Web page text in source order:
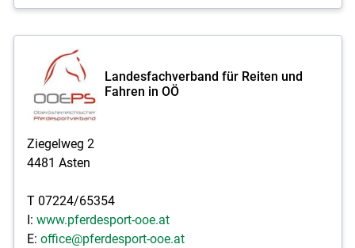
Landesfachverband für Reiten und
Fahren in OÖ
Ziegelweg 2
4481 Asten
T 07224/65354
I: www.pferdesport-ooe.at
E: office@pferdesport-ooe.at